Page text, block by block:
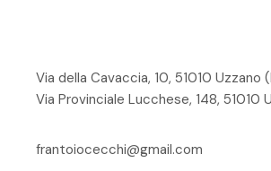
Via della Cavaccia, 10, 51010 Uzzano
Via Provinciale Lucchese, 148, 51010
frantoiocecchi@gmail.com